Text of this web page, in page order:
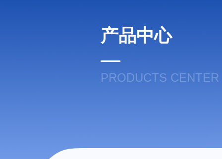
产品中心
PRODUCTS CENTER